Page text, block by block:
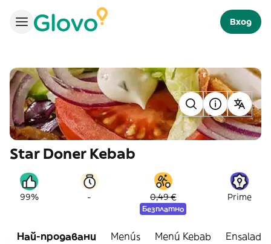
Вход
Star Doner Kebab
99% - 0,49 €
Безплатно
Prime
Най-продавани Menús Menú Kebab Ensaladas